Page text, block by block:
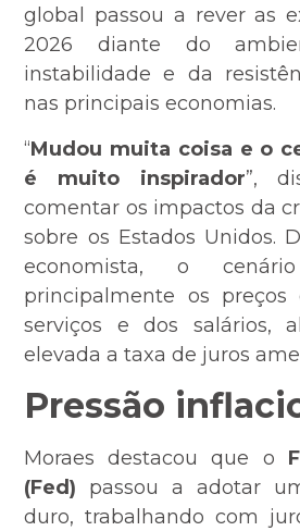
global passou a rever as
2026 diante do
instabilidade e da
nas principais economias.
“Mudou muita coisa e o
é muito inspirador”,
comentar os impactos da
sobre os Estados Unidos.
economista, o
principalmente os preços
serviços e dos salários,
elevada a taxa de juros
Pressão
Moraes destacou que o
(Fed) passou a adotar
duro, trabalhando com